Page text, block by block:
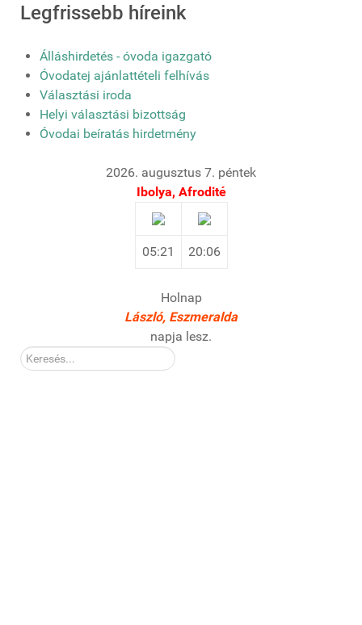
Legfrissebb híreink
Álláshirdetés - óvoda igazgató
Óvodatej ajánlattételi felhívás
Választási iroda
Helyi választási bizottság
Óvodai beíratás hirdetmény
2026. augusztus 7. péntek
Ibolya, Afrodité
05:21 20:06
Holnap
László, Eszmeralda
napja lesz.
Kereső: